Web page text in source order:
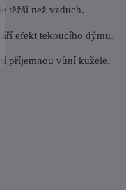
těžší než vzduch.
efekt tekoucího dýmu.
příjemnou vůní kužele.